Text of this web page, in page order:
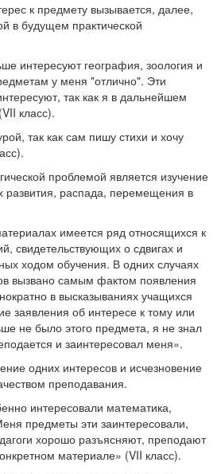
к предмету вызывается, далее,
в будущем практической
интересуют география, зоология и
у меня "отлично". Эти
так как я в дальнейшем
класс).
так как сам пишу стихи и хочу
проблемой является изучение
развития, распада, перемещения в
имеется ряд относящихся к
свидетельствующих о сдвигах и
ходом обучения. В одних случаях
вызвано самым фактом появления
в высказываниях учащихся
заявления об интересе к тому или
не было этого предмета, я не знал
и заинтересовал меня».
одних интересов и исчезновение
преподавания.
интересовали математика,
предметы эти заинтересовали,
хорошо разъясняют, преподают
материале» (VII класс).